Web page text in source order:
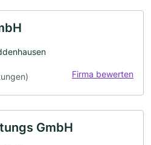
Firma bewerten
GmbH